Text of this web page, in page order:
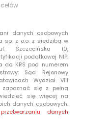
danych osobowych
sp. z o.o. z siedzibą w
Szczecińska 10,
podatkowej NIP:
do KRS pod numerem
Sąd Rejonowy
Wydział VIII
zapoznać się z pełną
się więcej na
danych osobowych.
danych